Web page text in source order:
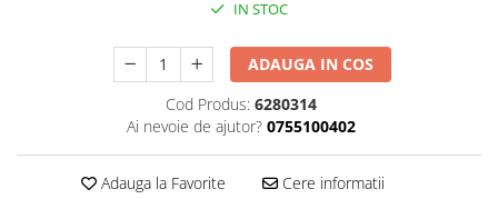
IN STOC
ADAUGA IN COS
Cod Produs: 6280314
Ai nevoie de ajutor? 0755100402
Adauga la Favorite Cere informatii